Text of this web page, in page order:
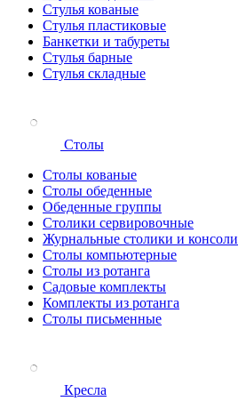
Стулья кованые
Стулья пластиковые
Банкетки и табуреты
Стулья барные
Стулья складные
Столы
Столы кованые
Столы обеденные
Обеденные группы
Столики сервировочные
Журнальные столики и консоли
Столы компьютерные
Столы из ротанга
Садовые комплекты
Комплекты из ротанга
Столы письменные
Кресла